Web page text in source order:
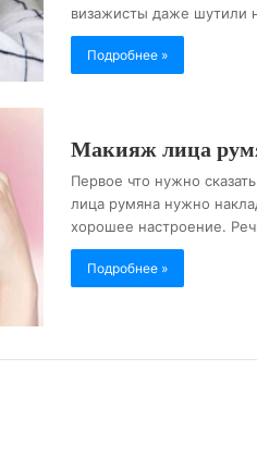
визажисты даже шутили
Подробнее »
Макияж лица
Первое что нужно
лица румяна нужно
хорошее настроение.
Подробнее »